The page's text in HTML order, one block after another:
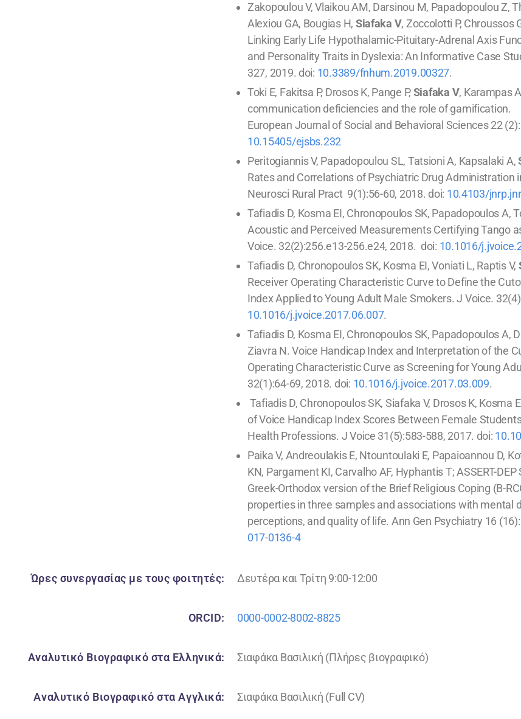
Zakopoulou V, Vlaikou AM, Darsinou M, Papadopoulou Z,
Alexiou GA, Bougias H, Siafaka V, Zoccolotti P, Chroussos
Linking Early Life Hypothalamic-Pituitary-Adrenal Axis
and Personality Traits in Dyslexia: An Informative Case
327, 2019. doi: 10.3389/fnhum.2019.00327.
Toki E, Fakitsa P, Drosos K, Pange P,Siafaka V, Karampas
communication deficiencies and the role of gamification.
European Journal of Social and Behavioral Sciences 22
10.15405/ejsbs.232
Peritogiannis V, Papadopoulou SL, Tatsioni A, Kapsalaki A,
Rates and Correlations of Psychiatric Drug Administration
Neurosci Rural Pract 9(1):56-60, 2018. doi: 10.4103/
Tafiadis D, Kosma EI, Chronopoulos SK, Papadopoulos A,
Acoustic and Perceived Measurements Certifying Tango
Voice. 32(2):256.e13-256.e24, 2018. doi: 10.1016/
Tafiadis D, Chronopoulos SK, Kosma EI, Voniati L, Raptis V,
Receiver Operating Characteristic Curve to Define the
Index Applied to Young Adult Male Smokers. J Voice.
10.1016/j.jvoice.2017.06.007.
Tafiadis D, Kosma EI, Chronopoulos SK, Papadopoulos A,
Ziavra N. Voice Handicap Index and Interpretation of the
Operating Characteristic Curve as Screening for Young
32(1):64-69, 2018. doi: 10.1016/j.jvoice.2017.03.009.
Tafiadis D, Chronopoulos SK, Siafaka V, Drosos K, Kosma
of Voice Handicap Index Scores Between Female
Health Professions. J Voice 31(5):583-588, 2017. doi:
Paika V, Andreoulakis E, Ntountoulaki E, Papaioannou D,
KN, Pargament KI, Carvalho AF, Hyphantis T; ASSERT-
Greek-Orthodox version of the Brief Religious Coping (B-
properties in three samples and associations with mental
perceptions, and quality of life. Ann Gen Psychiatry 16
017-0136-4
Ώρες συνεργασίας με τους φοιτητές: Δευτέρα και Τρίτη 9:00-12:00
ORCID: 0000-0002-8002-8825
Αναλυτικό Βιογραφικό στα Ελληνικά: Σιαφάκα Βασιλική (Πλήρες βιογραφικό)
Αναλυτικό Βιογραφικό στα Αγγλικά: Σιαφάκα Βασιλική (Full CV)